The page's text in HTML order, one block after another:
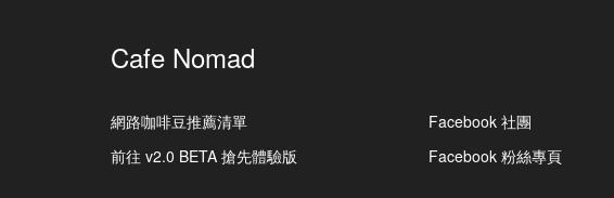
Cafe Nomad
網路咖啡豆推薦清單
前往 v2.0 BETA 搶先體驗版
Facebook 社團
Facebook 粉絲專頁